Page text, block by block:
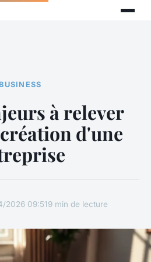
BUSINESS
à relever
d'une
2026 09:519 min de lecture